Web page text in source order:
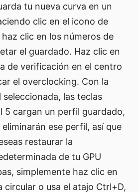
tu nueva curva en un
clic en el icono de
clic en los números de
el guardado. Haz clic en
de verificación en el centro
el overclocking. Con la
las teclas
5 cargan un perfil guardado,
ese perfil, así que
restaurar la
de tu GPU
simplemente haz clic en
circular o usa el atajo Ctrl+D,